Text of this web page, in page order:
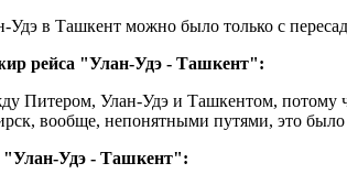
Удэ в Ташкент можно было только с
рейса "Улан-Удэ - Ташкент":
Питером, Улан-Удэ и Ташкентом, потому
вообще, непонятными путями, это было
"Улан-Удэ - Ташкент":